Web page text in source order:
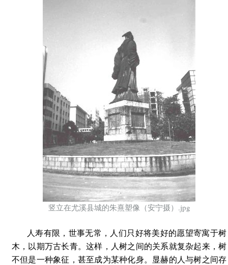
竖立在尤溪县城的朱熹塑像（安宁摄）.jpg
人寿有限，世事无常，人们只好将美好的愿望寄寓于树
木，以期万古长青。这样，人树之间的关系就复杂起来，树
不但是一种象征，甚至成为某种化身。显赫的人与树之间存